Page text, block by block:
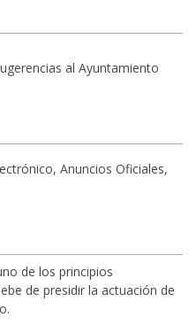
al Ayuntamiento
Anuncios Oficiales,
de los principios
de presidir la actuación de